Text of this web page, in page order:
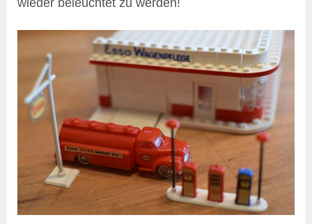
wieder beleuchtet zu werden!